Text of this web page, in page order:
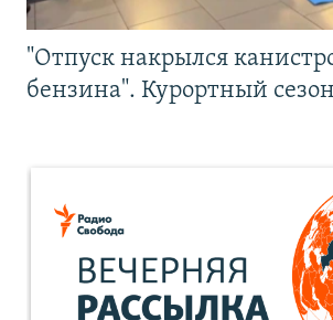
"Отпуск накрылся
бензина". Курортный